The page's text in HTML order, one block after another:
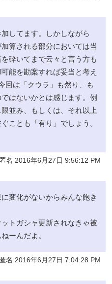
してます。しかしながら
算される部分においては当
砕いてまで云々と言う方も
能を勘案すれば妥当と考え
回は「クウラ」も然り、も
はないかとは感じます。例
並み、もしくは、それ以上
ことも「有り」でしょう。
名 2016年6月27日 9:56:12 PM
変化がないからみんな飽き
トガシャ更新されなきゃ被
ーんだよ。
名 2016年6月27日 7:04:28 PM